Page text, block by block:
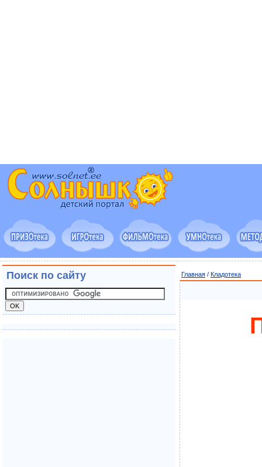
Главная / Кладотека
Поиск по сайту